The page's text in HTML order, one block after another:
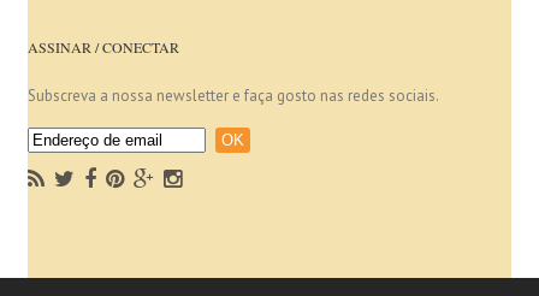
ASSINAR / CONECTAR
Subscreva a nossa newsletter e faça gosto nas redes sociais.